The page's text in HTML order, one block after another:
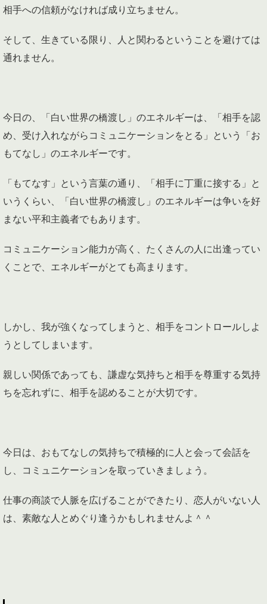
相手への信頼がなければ成り立ちません。
そして、生きている限り、人と関わるということを避けては
通れません。
今日の、「白い世界の橋渡し」のエネルギーは、「相手を認
め、受け入れながらコミュニケーションをとる」という「お
もてなし」のエネルギーです。
「もてなす」という言葉の通り、「相手に丁重に接する」と
いうくらい、「白い世界の橋渡し」のエネルギーは争いを好
まない平和主義者でもあります。
コミュニケーション能力が高く、たくさんの人に出逢ってい
くことで、エネルギーがとても高まります。
しかし、我が強くなってしまうと、相手をコントロールしよ
うとしてしまいます。
親しい関係であっても、謙虚な気持ちと相手を尊重する気持
ちを忘れずに、相手を認めることが大切です。
今日は、おもてなしの気持ちで積極的に人と会って会話を
し、コミュニケーションを取っていきましょう。
仕事の商談で人脈を広げることができたり、恋人がいない人
は、素敵な人とめぐり逢うかもしれませんよ＾＾